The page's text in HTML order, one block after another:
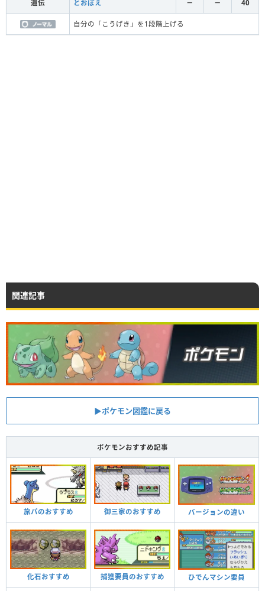
遺伝 とおぼえ － － 40
自分の「こうげき」を1段階上げる
関連記事
▶︎ポケモン図鑑に戻る
ポケモンおすすめ記事
旅パのおすすめ 御三家のおすすめ バージョンの違い
化石おすすめ 捕獲要員のおすすめ ひでんマシン要員